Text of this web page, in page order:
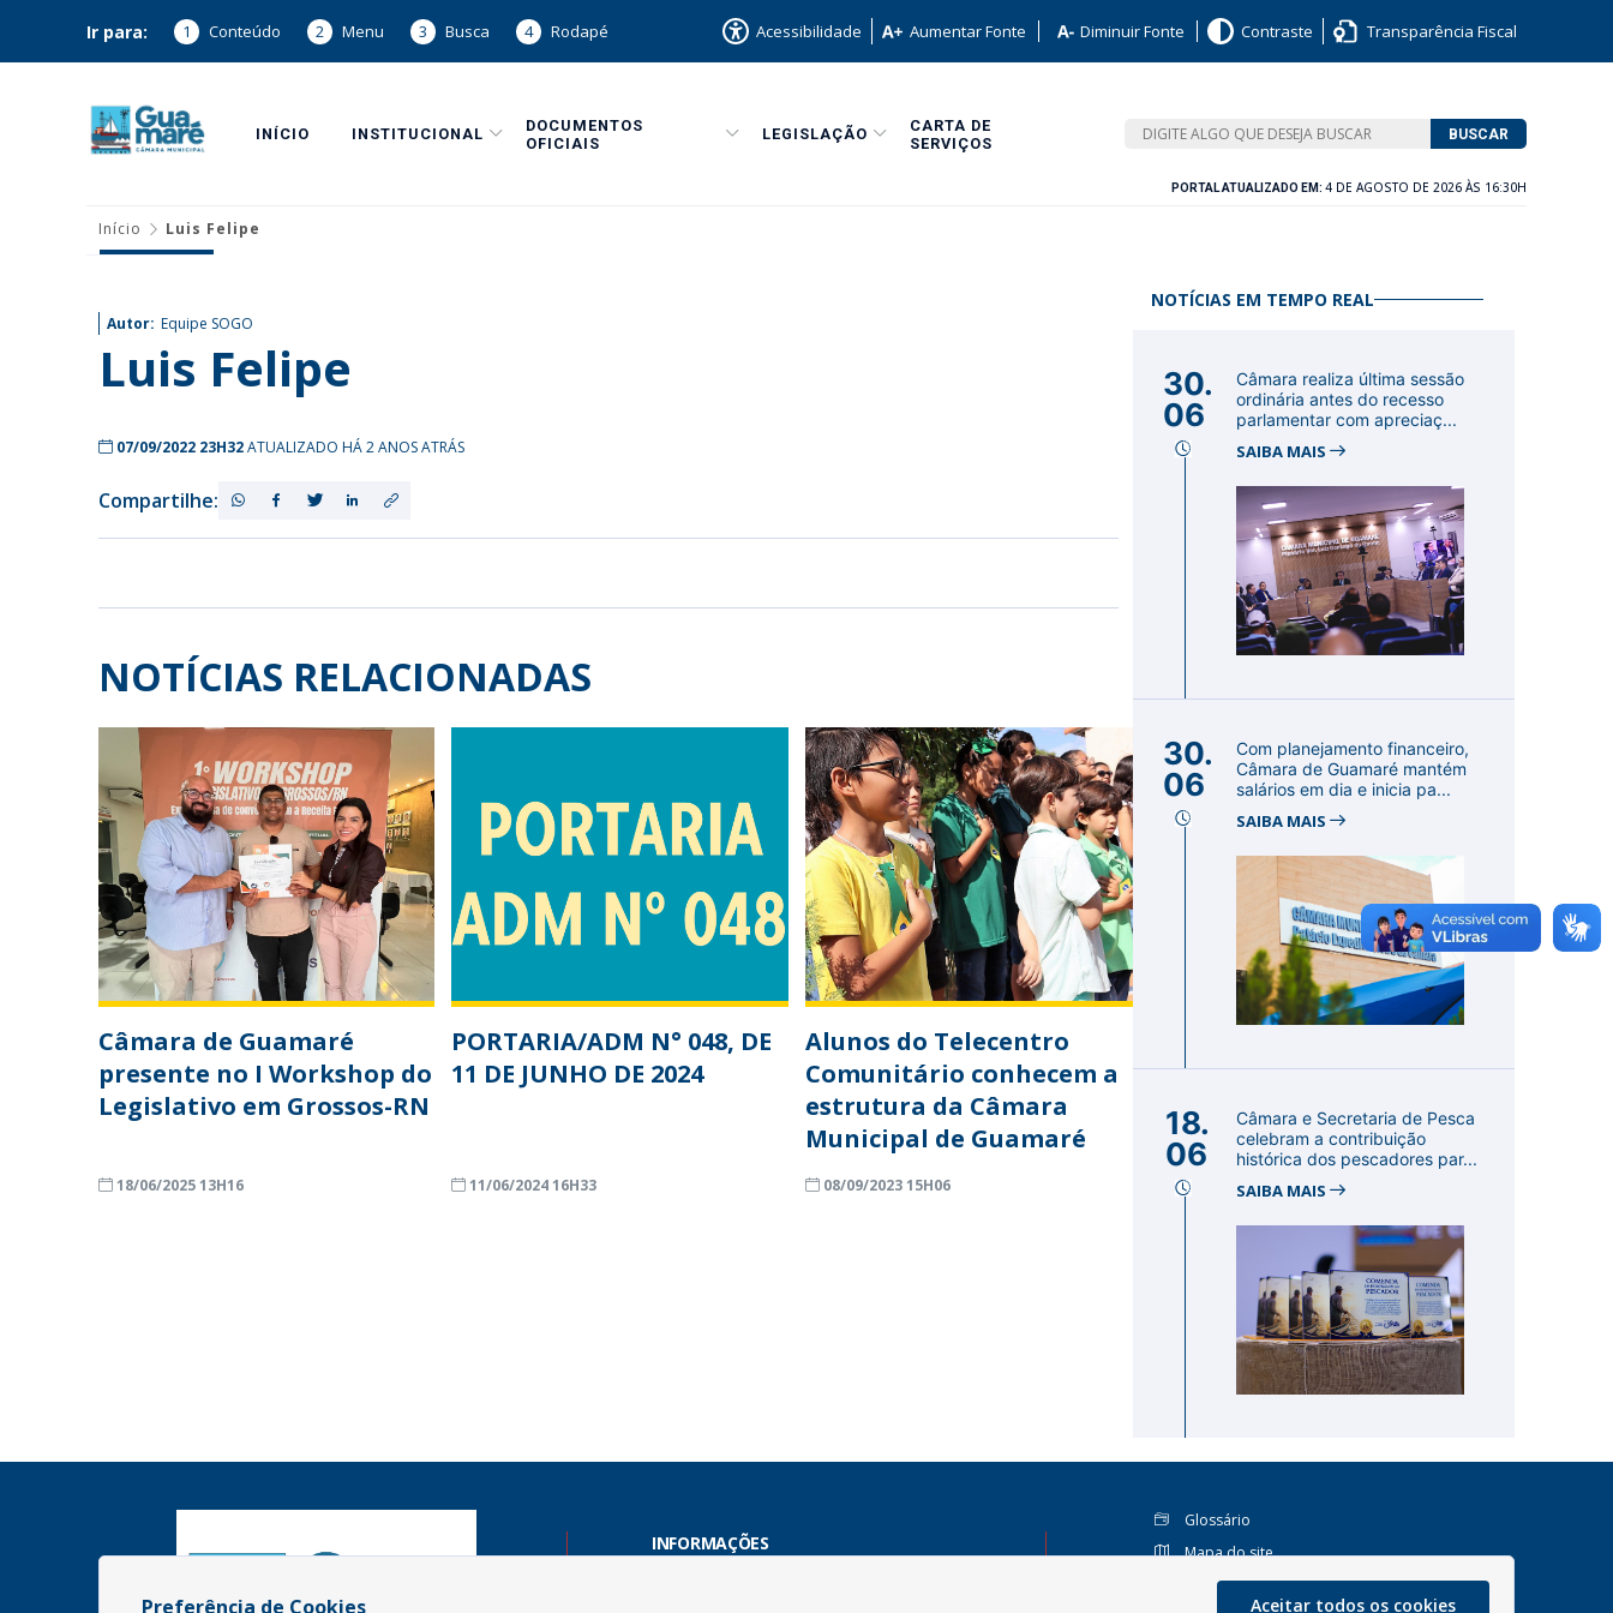
Ir para: 1 Conteúdo 2 Menu 3 Busca 4 Rodapé Acessibilidade Aumentar Fonte Diminuir Fonte Contraste Transparência Fiscal
INÍCIO INSTITUCIONAL
DOCUMENTOS
OFICIAIS
LEGISLAÇÃO
CARTA DE
SERVIÇOS
BUSCAR
PORTAL ATUALIZADO EM: 4 DE AGOSTO DE 2026 ÀS 16:30H
Início Luis Felipe
Autor: Equipe SOGO
Luis Felipe
07/09/2022 23H32ATUALIZADO HÁ 2 ANOS ATRÁS
Compartilhe:
NOTÍCIAS RELACIONADAS
Câmara de Guamaré
presente no I Workshop do
Legislativo em Grossos-RN
18/06/2025 13H16
PORTARIA/ADM N° 048, DE
11 DE JUNHO DE 2024
11/06/2024 16H33
Alunos do Telecentro
Comunitário conhecem a
estrutura da Câmara
Municipal de Guamaré
08/09/2023 15H06
NOTÍCIAS EM TEMPO REAL
30.
06
Câmara realiza última sessão
ordinária antes do recesso
parlamentar com apreciaç...
SAIBA MAIS
30.
06
Com planejamento financeiro,
Câmara de Guamaré mantém
salários em dia e inicia pa...
SAIBA MAIS
18.
06
Câmara e Secretaria de Pesca
celebram a contribuição
histórica dos pescadores par...
SAIBA MAIS
INFORMAÇÕES
Glossário
Mapa do site
Perguntas Frequentes
Preferência de Cookies Aceitar todos os cookies